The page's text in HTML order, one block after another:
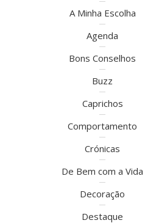
A Minha Escolha
Agenda
Bons Conselhos
Buzz
Caprichos
Comportamento
Crónicas
De Bem com a Vida
Decoração
Destaque